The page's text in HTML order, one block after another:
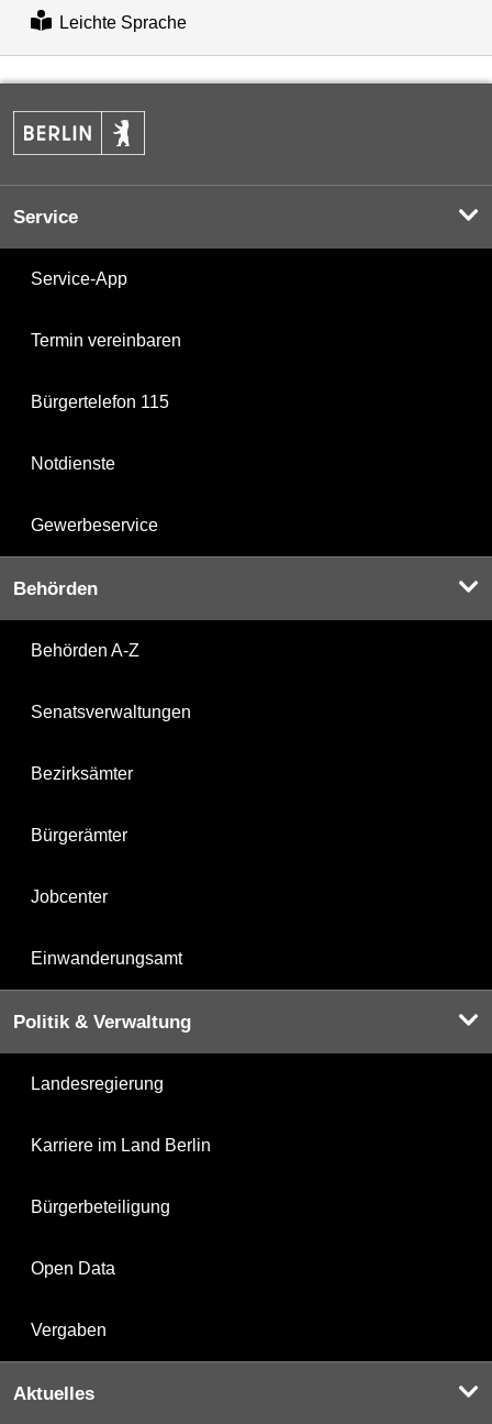
Leichte Sprache
Service
Service-App
Termin vereinbaren
Bürgertelefon 115
Notdienste
Gewerbeservice
Behörden
Behörden A-Z
Senatsverwaltungen
Bezirksämter
Bürgerämter
Jobcenter
Einwanderungsamt
Politik & Verwaltung
Landesregierung
Karriere im Land Berlin
Bürgerbeteiligung
Open Data
Vergaben
Aktuelles